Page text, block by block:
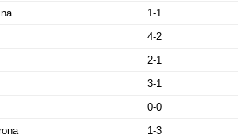
1-1
4-2
2-1
3-1
0-0
1-3